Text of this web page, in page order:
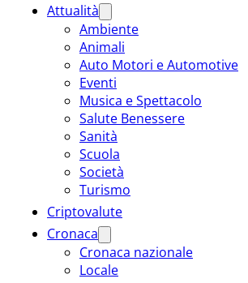
Attualità
Ambiente
Animali
Auto Motori e Automotive
Eventi
Musica e Spettacolo
Salute Benessere
Sanità
Scuola
Società
Turismo
Criptovalute
Cronaca
Cronaca nazionale
Locale